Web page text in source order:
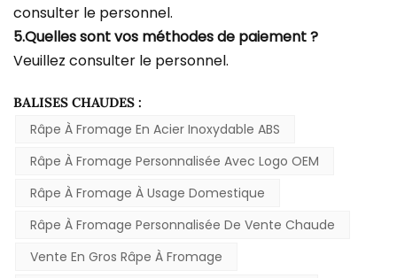
consulter le personnel.
5.Quelles sont vos méthodes de paiement ?
Veuillez consulter le personnel.
BALISES CHAUDES :
Râpe À Fromage En Acier Inoxydable ABS
Râpe À Fromage Personnalisée Avec Logo OEM
Râpe À Fromage À Usage Domestique
Râpe À Fromage Personnalisée De Vente Chaude
Vente En Gros Râpe À Fromage